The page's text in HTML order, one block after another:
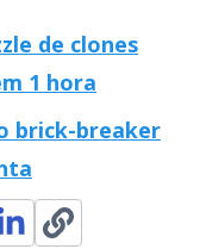
de clones
1 hora
brick-breaker